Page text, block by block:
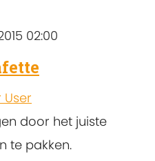
02:00
User
door het juiste
te pakken.